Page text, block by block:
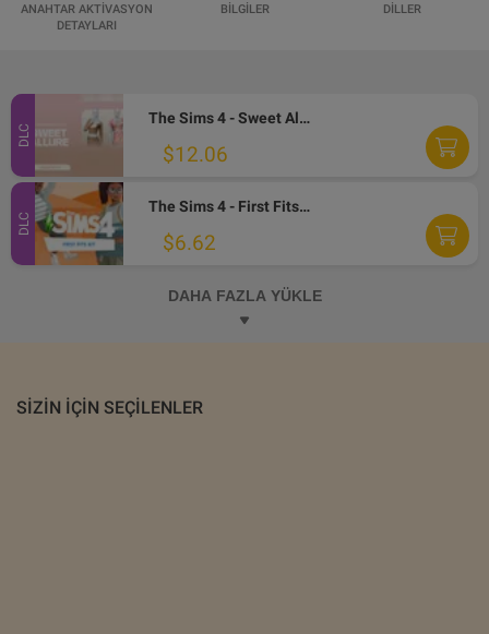
ANAHTAR AKTIVASYON
DETAYLARI
BILGILER DILLER
DLC
The Sims 4 - Sweet Allure Kit DLC PC EA App CD Key
$12.06
DLC
The Sims 4 - First Fits Kit DLC EA App CD Key
$6.62
DAHA FAZLA YÜKLE
SIZIN IÇIN SEÇILENLER